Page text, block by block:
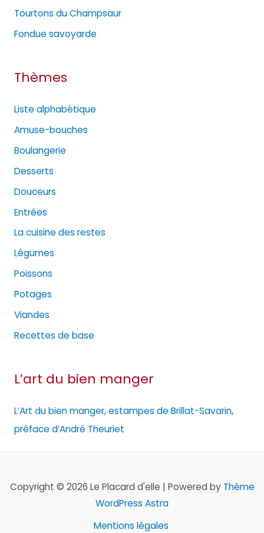
e
s
Tourtons du Champsaur
Fondue savoyarde
Thèmes
Liste alphabétique
Amuse-bouches
Boulangerie
Desserts
Douceurs
Entrées
La cuisine des restes
Légumes
Poissons
Potages
Viandes
Recettes de base
L’art du bien manger
L’Art du bien manger, estampes de Brillat-Savarin,
préface d’André Theuriet
Copyright © 2026 Le Placard d'elle | Powered by Thème
WordPress Astra
Mentions légales